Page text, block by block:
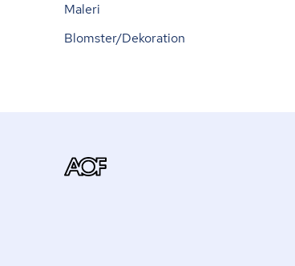
Maleri
Blomster/Dekoration